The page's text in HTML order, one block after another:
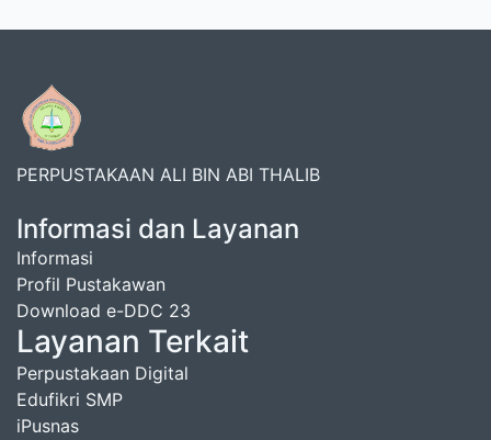
PERPUSTAKAAN ALI BIN ABI THALIB
Informasi dan Layanan
Informasi
Profil Pustakawan
Download e-DDC 23
Layanan Terkait
Perpustakaan Digital
Edufikri SMP
iPusnas